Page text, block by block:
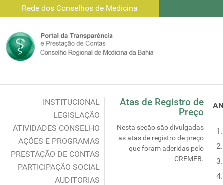
Rede dos Conselhos de Medicina
INSTITUCIONAL
LEGISLAÇÃO
ATIVIDADES CONSELHO
AÇÕES E PROGRAMAS
PRESTAÇÃO DE CONTAS
PARTICIPAÇÃO SOCIAL
AUDITORIAS
Atas de Registro de
Preço
Nesta seção são divulgadas
as atas de registro de preço
que foram aderidas pelo
CREMEB.